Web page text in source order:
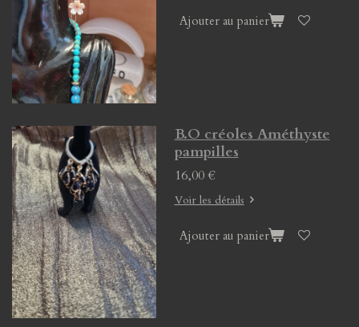
Ajouter au panier
B.O créoles Améthyste
pampilles
16,00 €
Voir les détails
Ajouter au panier